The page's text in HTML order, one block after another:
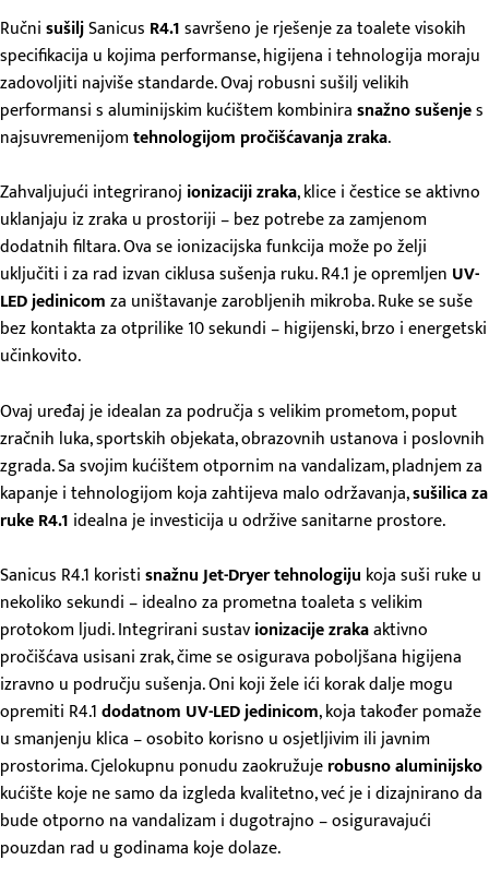
RučnisušiljSanicus R4.1savršeno je rješenje za toalete visokih
specifikacija u kojima performanse, higijena i tehnologija moraju
zadovoljiti najviše standarde. Ovaj robusni sušilj velikih
performansi s aluminijskim kućištem kombinirasnažno sušenjes
najsuvremenijomtehnologijom pročišćavanja zraka.
Zahvaljujući integriranoj ionizaciji zraka, klice i čestice se aktivno
uklanjaju iz zraka u prostoriji – bez potrebe za zamjenom
dodatnih filtara. Ova se ionizacijska funkcija može po želji
uključiti i za rad izvan ciklusa sušenja ruku. R4.1 je opremljen UV-
LEDjedinicomza uništavanje zarobljenih mikroba. Ruke se suše
bez kontakta za otprilike 10 sekundi – higijenski, brzo i energetski
učinkovito.
Ovaj uređaj je idealan za područja s velikim prometom, poput
zračnih luka, sportskih objekata, obrazovnih ustanova i poslovnih
zgrada. Sa svojim kućištem otpornim na vandalizam, pladnjem za
kapanje i tehnologijom koja zahtijeva malo održavanja,sušilicaza
ruke R4.1 idealna je investicija u održive sanitarne prostore.
Sanicus R4.1 koristisnažnu Jet-Dryer tehnologiju koja suši ruke u
nekoliko sekundi – idealno za prometna toaleta s velikim
protokom ljudi. Integrirani sustavionizacije zrakaaktivno
pročišćava usisani zrak, čime se osigurava poboljšana higijena
izravno u području sušenja. Oni koji žele ići korak dalje mogu
opremiti R4.1dodatnom UV-LED jedinicom, koja također pomaže
u smanjenju klica – osobito korisno u osjetljivim ili javnim
prostorima. Cjelokupnu ponudu zaokružujerobusno aluminijsko
kućište koje ne samo da izgleda kvalitetno, već je i dizajnirano da
bude otporno na vandalizam i dugotrajno – osiguravajući
pouzdan rad u godinama koje dolaze.